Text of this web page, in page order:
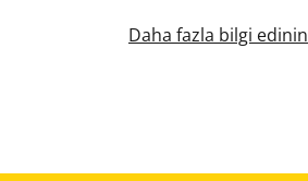
Daha fazla bilgi edinin